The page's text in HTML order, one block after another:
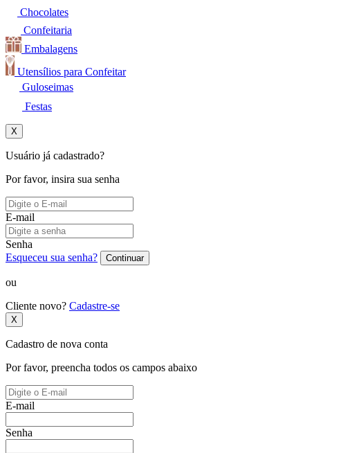
Chocolates
Confeitaria
Embalagens
Utensílios para Confeitar
Guloseimas
Festas
X
Usuário já cadastrado?
Por favor, insira sua senha
E-mail
Senha
Esqueceu sua senha?
Continuar
ou
Cliente novo? Cadastre-se
X
Cadastro de nova conta
Por favor, preencha todos os campos abaixo
E-mail
Senha